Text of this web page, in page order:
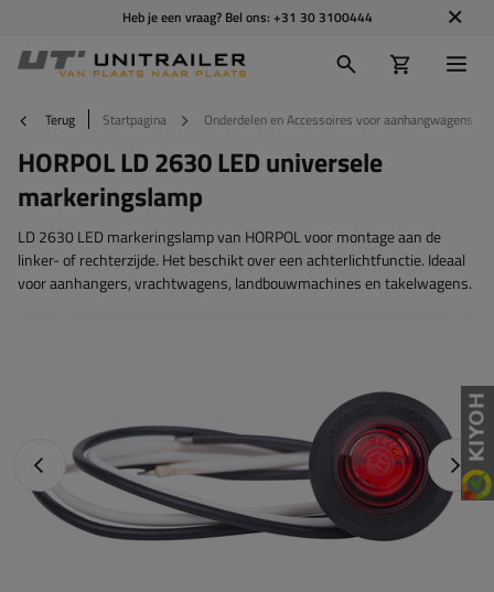
Heb je een vraag? Bel ons: +31 30 3100444
Terug Startpagina Onderdelen en Accessoires voor aanhangwagens
HORPOL LD 2630 LED universele
markeringslamp
LD 2630 LED markeringslamp van HORPOL voor montage aan de
linker- of rechterzijde. Het beschikt over een achterlichtfunctie. Ideaal
voor aanhangers, vrachtwagens, landbouwmachines en takelwagens.
Vorige foto